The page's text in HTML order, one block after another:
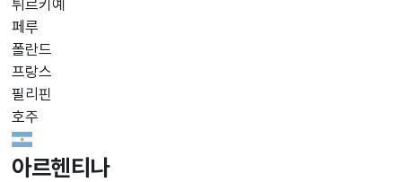
튀르키예
페루
폴란드
프랑스
필리핀
호주
Argentina Flag
아르헨티나